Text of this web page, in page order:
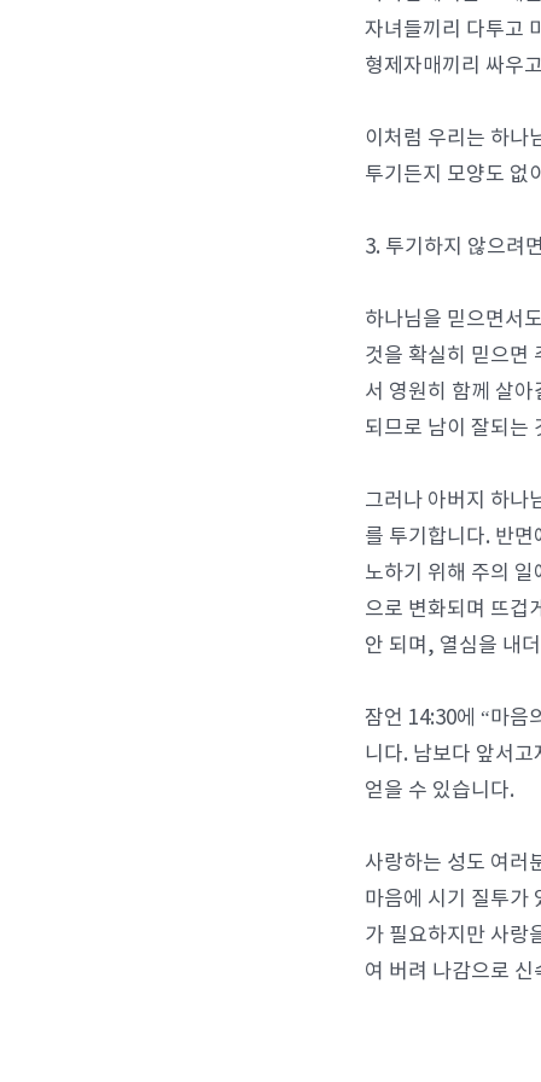
자녀들끼리 다투고
형제자매끼리 싸우
이처럼 우리는 하나
투기든지 모양도 없
3. 투기하지 않으려
하나님을 믿으면서
것을 확실히 믿으면
서 영원히 함께 살
되므로 남이 잘되는
그러나 아버지 하나
를 투기합니다. 반
노하기 위해 주의
으로 변화되며 뜨겁
안 되며, 열심을 내
잠언 14:30에 “마음
니다. 남보다 앞서
얻을 수 있습니다.
사랑하는 성도 여러
마음에 시기 질투가
가 필요하지만 사랑
여 버려 나감으로